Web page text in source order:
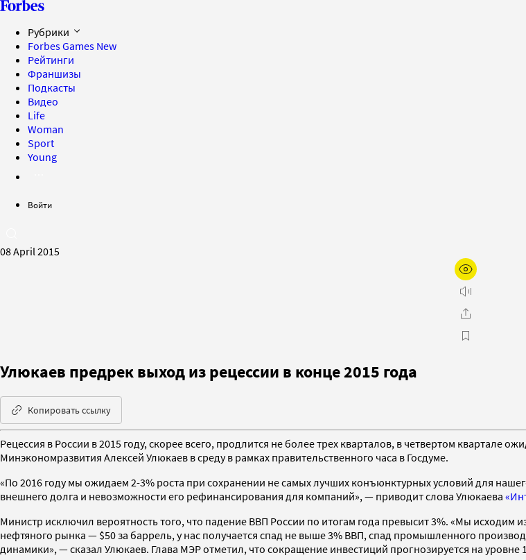
Рубрики
Forbes Games New
Рейтинги
Франшизы
Подкасты
Видео
Life
Woman
Sport
Young
Войти
08 April 2015
Улюкаев предрек выход из рецессии в конце 2015 года
Копировать ссылку
Рецессия в России в 2015 году, скорее всего, продлится не более трех кварталов, в четвертом квартале
Минэкономразвития Алексей Улюкаев в среду в рамках правительственного часа в Госдуме.
«По 2016 году мы ожидаем 2-3% роста при сохранении не самых лучших конъюнктурных условий для
внешнего долга и невозможности его рефинансирования для компаний», — приводит слова Улюкаева
Министр исключил вероятность того, что падение ВВП России по итогам года превысит 3%. «Мы исходим
нефтяного рынка — $50 за баррель, у нас получается спад не выше 3% ВВП, спад промышленного
динамики», — сказал Улюкаев. Глава МЭР отметил, что сокращение инвестиций прогнозируется на уровне